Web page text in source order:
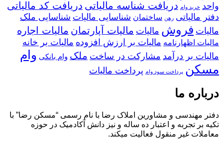
واحد خرید وام دریافت شناسه مالیاتی دریافت کد مالیاتی
دفتر مالیاتی رهن ساختمان شناسایی مالیات شناسایی ملک
مالیات فروش مالیات مالیات آپارتمان مالیات اجاره
مالیات اظهارنامه مالیات بر ارزش افزوده مالیات بر خانه
مالیات بر درآمد مشارکت در ساخت ملک وام بانکی وام
مسکن پرداخت سود وام پرداخت مالیات
درباره ما
دفتر مهندسی و مشاورین املاک رضا با نام رسمی “مسکن رضا” با
تکیه بر تجربه و اعتبار ده ساله و نیز دانش آکادمیک در حوزه
معاملات غیر منقول فعالیت میکند.